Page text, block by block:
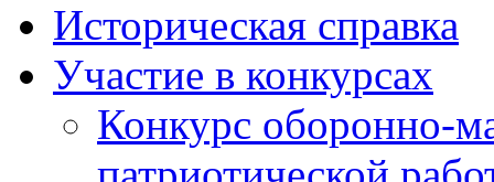
Историческая справка
Участие в конкурсах
Конкурс оборонно-